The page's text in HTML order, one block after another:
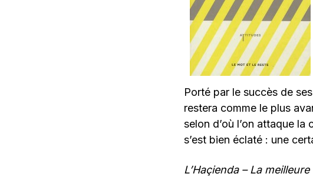
Porté par le succès de
restera comme le plus
selon d’où l’on attaque
s’est bien éclaté : une
L’Haçienda – La